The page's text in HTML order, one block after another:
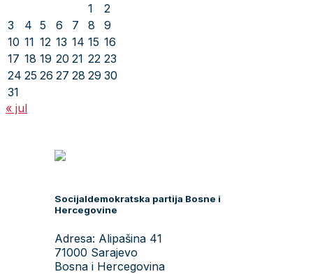
1
2
3
4 5 6 7 8
9
10 11 12 13 14 15 16
17 18 19 20 21 22 23
24 25 26 27 28 29 30
31
« jul
Socijaldemokratska partija Bosne i
Hercegovine
Adresa: Alipašina 41
71000 Sarajevo
Bosna i Hercegovina